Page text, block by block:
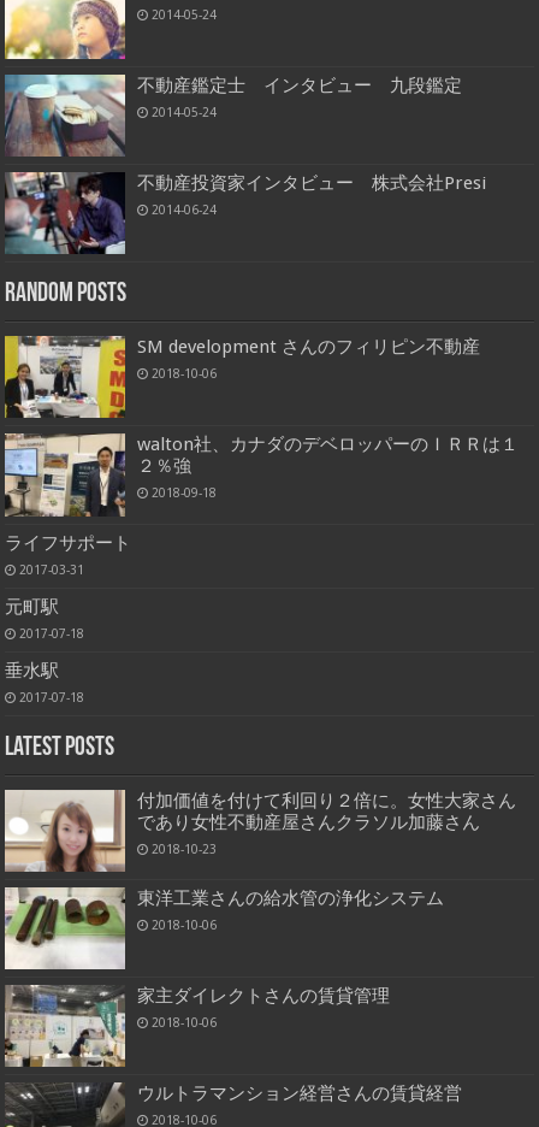
2014-05-24
不動産鑑定士 インタビュー 九段鑑定
2014-05-24
不動産投資家インタビュー 株式会社Presi
2014-06-24
Random Posts
SM development さんのフィリピン不動産
2018-10-06
walton社、カナダのデベロッパーのＩＲＲは１
２％強
2018-09-18
ライフサポート
2017-03-31
元町駅
2017-07-18
垂水駅
2017-07-18
Latest Posts
付加価値を付けて利回り２倍に。女性大家さん
であり女性不動産屋さんクラソル加藤さん
2018-10-23
東洋工業さんの給水管の浄化システム
2018-10-06
家主ダイレクトさんの賃貸管理
2018-10-06
ウルトラマンション経営さんの賃貸経営
2018-10-06